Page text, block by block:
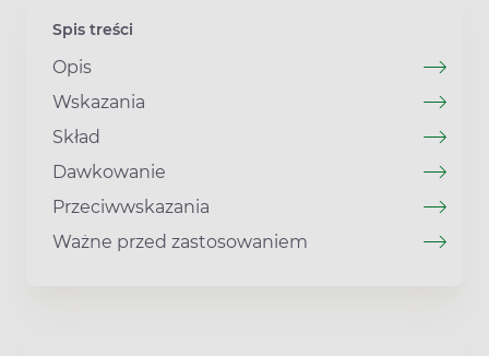
Spis treści
Opis
Wskazania
Skład
Dawkowanie
Przeciwwskazania
Ważne przed zastosowaniem